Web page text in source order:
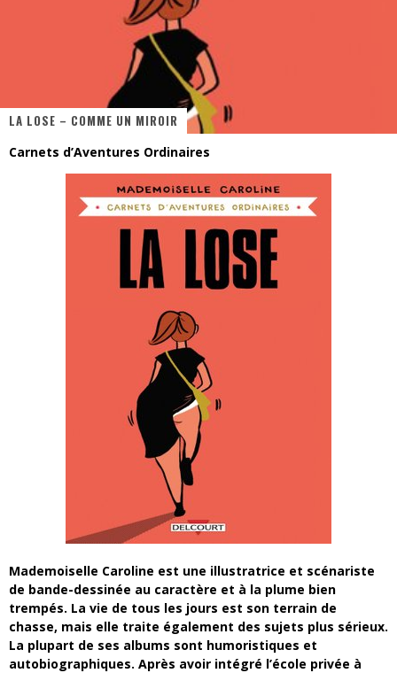
Star Fox
Assassin's Creed Black Flag Resynced
« Le Vent dand les Saules » - Une Belle Histoire !
LA LOSE – COMME UN MIROIR
Carnets d’Aventures Ordinaires
Mademoiselle Caroline est une illustratrice et scénariste
de bande-dessinée au caractère et à la plume bien
trempés. La vie de tous les jours est son terrain de
chasse, mais elle traite également des sujets plus sérieux.
La plupart de ses albums sont humoristiques et
autobiographiques. Après avoir intégré l’école privée à